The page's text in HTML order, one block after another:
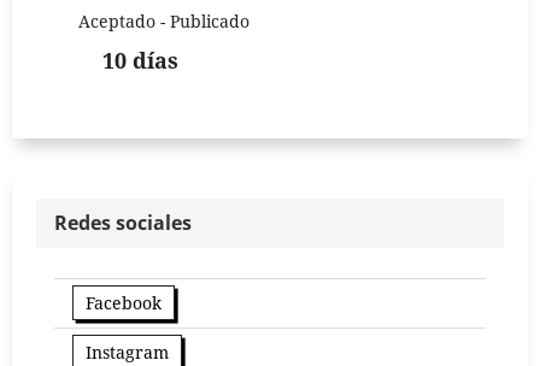
Aceptado - Publicado
10 días
Redes sociales
Facebook
Instagram